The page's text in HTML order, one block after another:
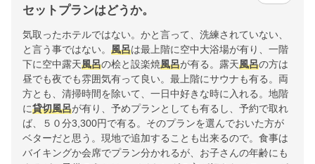
セットプランはどうか。
気取ったホテルではない。かと言って、洗練されていない、
と言う事ではない。 風呂は最上階に空中大浴場が有り、一階
下に空中露天風呂の桧と設楽焼風呂が有る。露天風呂の方は
昼でも夜でも雰囲気有って良い。最上階にサウナも有る。両
方とも、清掃時間を除いて、一日中好きな時に入れる。地階
に貸切風呂が有り、予めプランとしても有るし、予約で取れ
ば、５０分3,300円で有る。そのプランを選んでおいた方が
ベターだと思う。現地で追加することも出来るので。食事は
バイキングか会席でプラン分かれるが、お子さんの年齢にも